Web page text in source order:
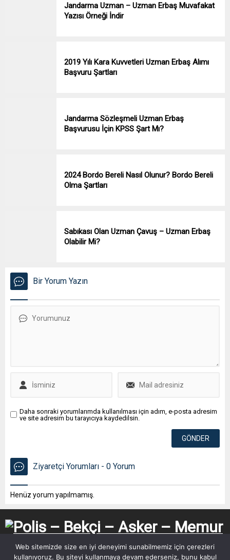
Jandarma Uzman – Uzman Erbaş Muvafakat
Yazısı Örneği İndir
2019 Yılı Kara Kuvvetleri Uzman Erbaş Alımı
Başvuru Şartları
Jandarma Sözleşmeli Uzman Erbaş
Başvurusu İçin KPSS Şart Mı?
2024 Bordo Bereli Nasıl Olunur? Bordo Bereli
Olma Şartları
Sabıkası Olan Uzman Çavuş – Uzman Erbaş
Olabilir Mi?
Bir Yorum Yazın
Daha sonraki yorumlarımda kullanılması için adım, e-posta adresim
ve site adresim bu tarayıcıya kaydedilsin.
Ziyaretçi Yorumları - 0 Yorum
Henüz yorum yapılmamış.
Web sitemizde size en iyi deneyimi sunabilmemiz için çerezleri
kullanıyoruz. Bu siteyi kullanmaya devam ederseniz, bunu kabul